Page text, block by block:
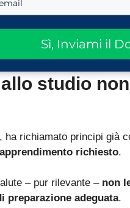
Sì, Inviami il
studio
ha richiamato principi già
richiesto.
– pur rilevante – non
preparazione adeguata.